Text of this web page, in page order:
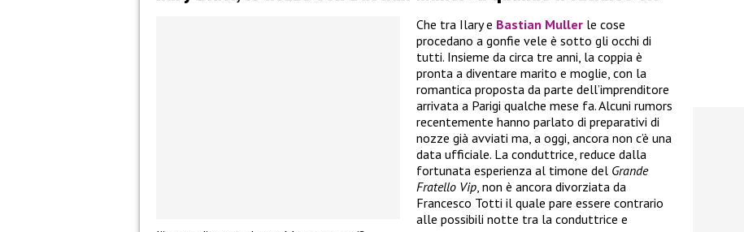
Che tra Ilary e Bastian Muller le cose
procedano a gonfie vele è sotto gli occhi di
tutti. Insieme da circa tre anni, la coppia è
pronta a diventare marito e moglie, con la
romantica proposta da parte dell’imprenditore
arrivata a Parigi qualche mese fa. Alcuni rumors
recentemente hanno parlato di preparativi di
nozze già avviati ma, a oggi, ancora non c’è una
data ufficiale. La conduttrice, reduce dalla
fortunata esperienza al timone del Grande
Fratello Vip, non è ancora divorziata da
Francesco Totti il quale pare essere contrario
alle possibili notte tra la conduttrice e